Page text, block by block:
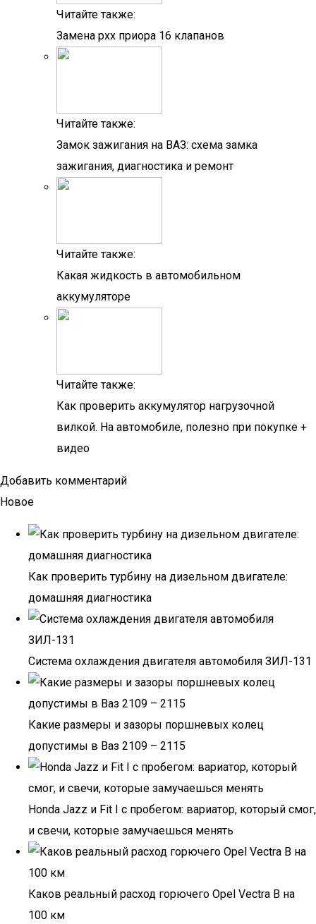
Читайте также:
Замена рхх приора 16 клапанов
Читайте также:
Замок зажигания на ВАЗ: схема замка
зажигания, диагностика и ремонт
Читайте также:
Какая жидкость в автомобильном
аккумуляторе
Читайте также:
Как проверить аккумулятор нагрузочной
вилкой. На автомобиле, полезно при покупке +
видео
Добавить комментарий
Новое
Как проверить турбину на дизельном двигателе:
домашняя диагностика
Система охлаждения двигателя автомобиля ЗИЛ-131
Какие размеры и зазоры поршневых колец
допустимы в Ваз 2109 – 2115
Honda Jazz и Fit I с пробегом: вариатор, который смог,
и свечи, которые замучаешься менять
Каков реальный расход горючего Opel Vectra B на
100 км